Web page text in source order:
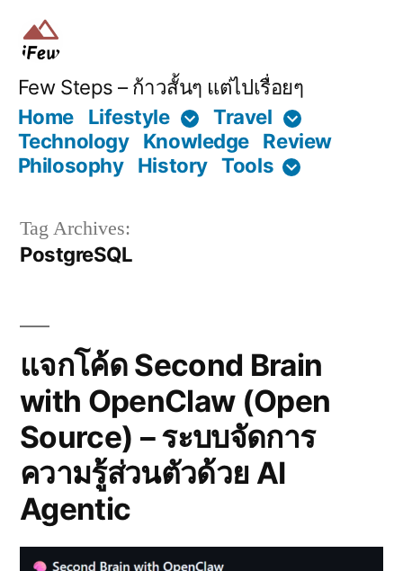
Few Steps – ก้าวสั้นๆ แต่ไปเรื่อยๆ
Home
Lifestyle
Travel
Technology
Knowledge Review
Philosophy
History Tools
Tag Archives:
PostgreSQL
แจกโค้ด Second Brain
with OpenClaw (Open
Source) – ระบบจัดการ
ความรู้ส่วนตัวด้วย AI
Agentic